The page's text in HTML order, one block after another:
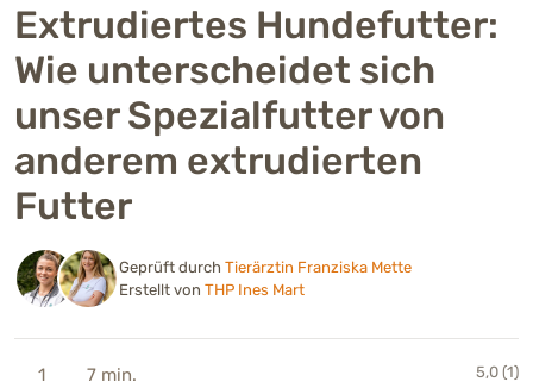
Extrudiertes Hundefutter:
Wie unterscheidet sich
unser Spezialfutter von
anderem extrudierten
Futter
Geprüft durch Tierärztin Franziska Mette
Erstellt von THP Ines Mart
1 7 min. 5,0 (1)